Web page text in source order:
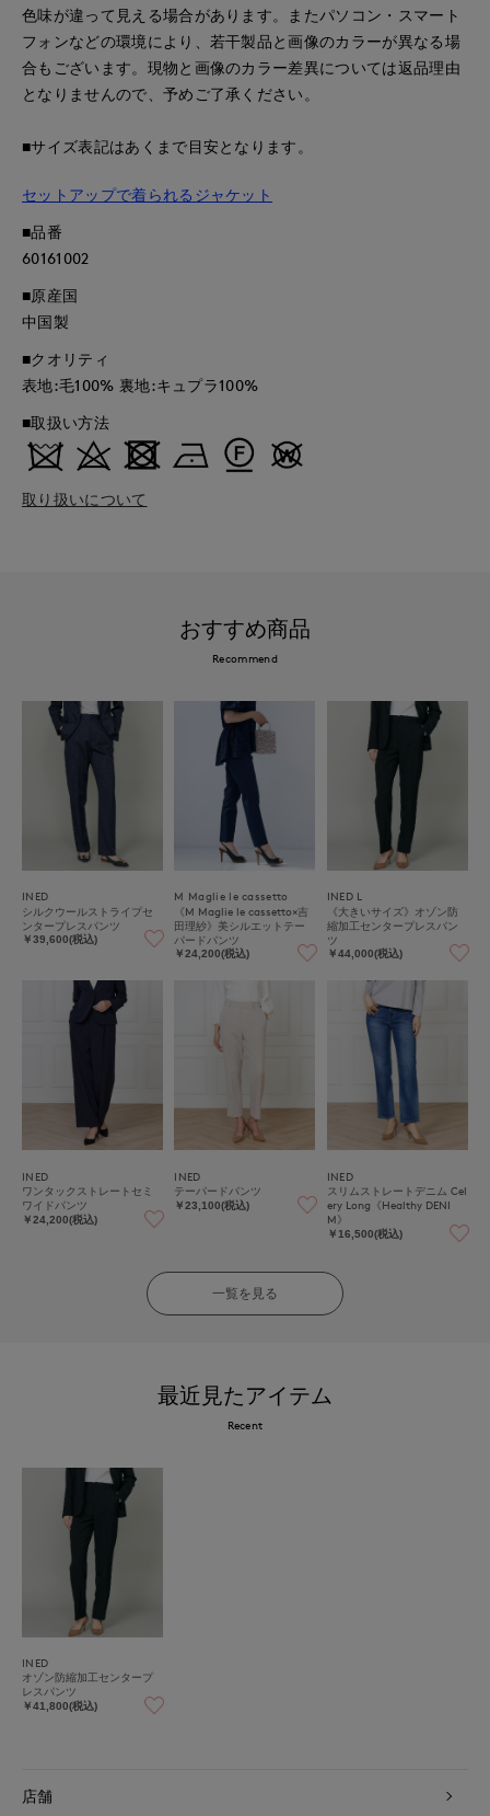
色味が違って見える場合があります。またパソコン・スマート
フォンなどの環境により、若干製品と画像のカラーが異なる場
合もございます。現物と画像のカラー差異については返品理由
となりませんので、予めご了承ください。
■サイズ表記はあくまで目安となります。
セットアップで着られるジャケット
■品番
60161002
■原産国
中国製
■クオリティ
表地:毛100% 裏地:キュプラ100%
■取扱い方法
取り扱いについて
おすすめ商品
Recommend
INED
シルクウールストライプセ
ンタープレスパンツ
￥39,600(税込)
M Maglie le cassetto
《M Maglie le cassetto×吉
田理紗》美シルエットテー
パードパンツ
￥24,200(税込)
INED L
《大きいサイズ》オゾン防
縮加工センタープレスパン
ツ
￥44,000(税込)
INED
ワンタックストレートセミ
ワイドパンツ
￥24,200(税込)
INED
テーパードパンツ
￥23,100(税込)
INED
スリムストレートデニム Cel
ery Long《Healthy DENI
M》
￥16,500(税込)
一覧を見る
最近見たアイテム
Recent
INED
オゾン防縮加工センタープ
レスパンツ
￥41,800(税込)
店舗